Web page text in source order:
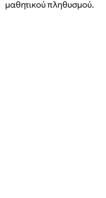
μαθητικού πληθυσμού.